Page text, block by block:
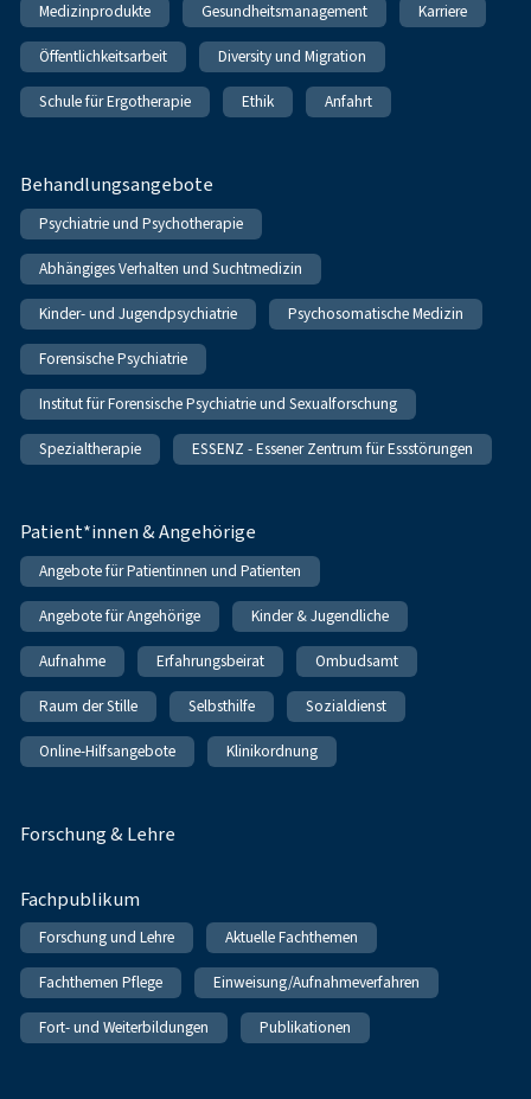
Medizinprodukte Gesundheitsmanagement Karriere
Öffentlichkeitsarbeit Diversity und Migration
Schule für Ergotherapie Ethik Anfahrt
Behandlungsangebote
Psychiatrie und Psychotherapie
Abhängiges Verhalten und Suchtmedizin
Kinder- und Jugendpsychiatrie Psychosomatische Medizin
Forensische Psychiatrie
Institut für Forensische Psychiatrie und Sexualforschung
Spezialtherapie ESSENZ - Essener Zentrum für Essstörungen
Patient*innen & Angehörige
Angebote für Patientinnen und Patienten
Angebote für Angehörige Kinder & Jugendliche
Aufnahme Erfahrungsbeirat Ombudsamt
Raum der Stille Selbsthilfe Sozialdienst
Online-Hilfsangebote Klinikordnung
Forschung & Lehre
Fachpublikum
Forschung und Lehre Aktuelle Fachthemen
Fachthemen Pflege Einweisung/Aufnahmeverfahren
Fort- und Weiterbildungen Publikationen